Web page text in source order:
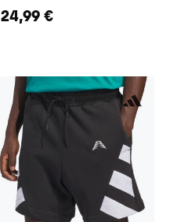
24,99 €